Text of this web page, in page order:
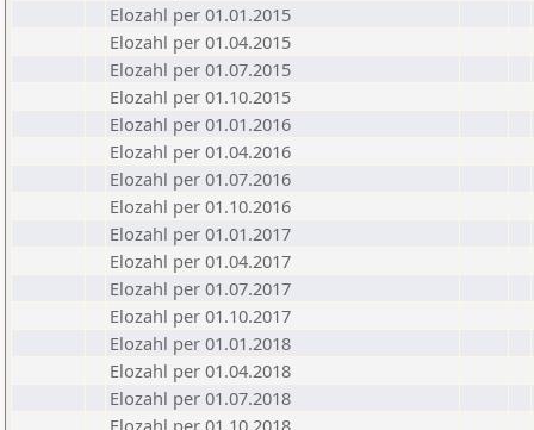
Elozahl per 01.01.2015
Elozahl per 01.04.2015
Elozahl per 01.07.2015
Elozahl per 01.10.2015
Elozahl per 01.01.2016
Elozahl per 01.04.2016
Elozahl per 01.07.2016
Elozahl per 01.10.2016
Elozahl per 01.01.2017
Elozahl per 01.04.2017
Elozahl per 01.07.2017
Elozahl per 01.10.2017
Elozahl per 01.01.2018
Elozahl per 01.04.2018
Elozahl per 01.07.2018
Elozahl per 01.10.2018